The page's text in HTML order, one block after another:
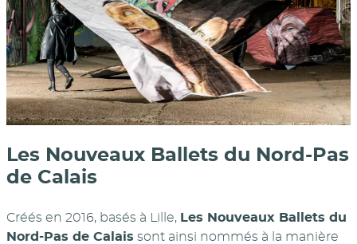
Les Nouveaux Ballets du Nord-Pas
de Calais
Créés en 2016, basés à Lille, Les Nouveaux Ballets du
Nord-Pas de Calais sont ainsi nommés à la manière